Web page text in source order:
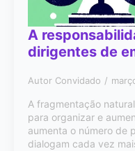
A
dirigentes de
Autor Convidado
A fragmentação
para organizar e
aumenta o número de
dialogam cada vez